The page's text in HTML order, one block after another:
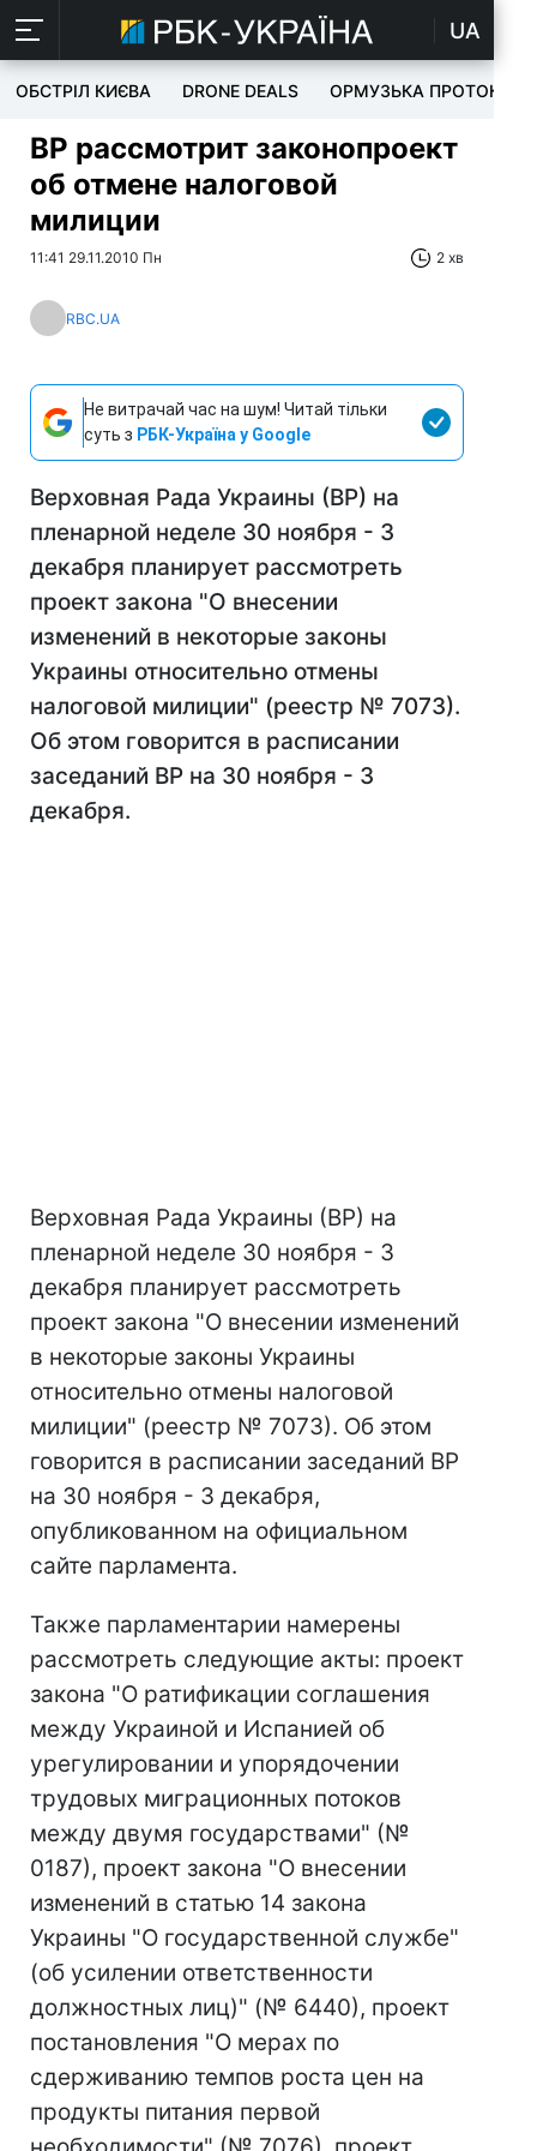
UA
ОБСТРІЛ КИЄВА DRONE DEALS ОРМУЗЬКА ПРОТОКА
ВР рассмотрит законопроект
об отмене налоговой
милиции
11:41 29.11.2010 Пн 2 хв
RBC.UA
Не витрачай час на шум! Читай тільки
суть з РБК-Україна у Google
Верховная Рада Украины (ВР) на
пленарной неделе 30 ноября - 3
декабря планирует рассмотреть
проект закона "О внесении
изменений в некоторые законы
Украины относительно отмены
налоговой милиции" (реестр № 7073).
Об этом говорится в расписании
заседаний ВР на 30 ноября - 3
декабря.
Верховная Рада Украины (ВР) на
пленарной неделе 30 ноября - 3
декабря планирует рассмотреть
проект закона "О внесении изменений
в некоторые законы Украины
относительно отмены налоговой
милиции" (реестр № 7073). Об этом
говорится в расписании заседаний ВР
на 30 ноября - 3 декабря,
опубликованном на официальном
сайте парламента.
Также парламентарии намерены
рассмотреть следующие акты: проект
закона "О ратификации соглашения
между Украиной и Испанией об
урегулировании и упорядочении
трудовых миграционных потоков
между двумя государствами" (№
0187), проект закона "О внесении
изменений в статью 14 закона
Украины "О государственной службе"
(об усилении ответственности
должностных лиц)" (№ 6440), проект
постановления "О мерах по
сдерживанию темпов роста цен на
продукты питания первой